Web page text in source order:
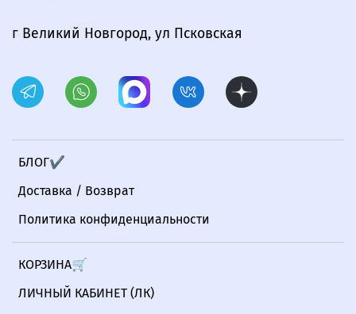
БЛОГ✔
Доставка / Возврат
Политика конфиденциальности
КОРЗИНА🛒
ЛИЧНЫЙ КАБИНЕТ (ЛК)
г Великий Новгород, ул Псковская